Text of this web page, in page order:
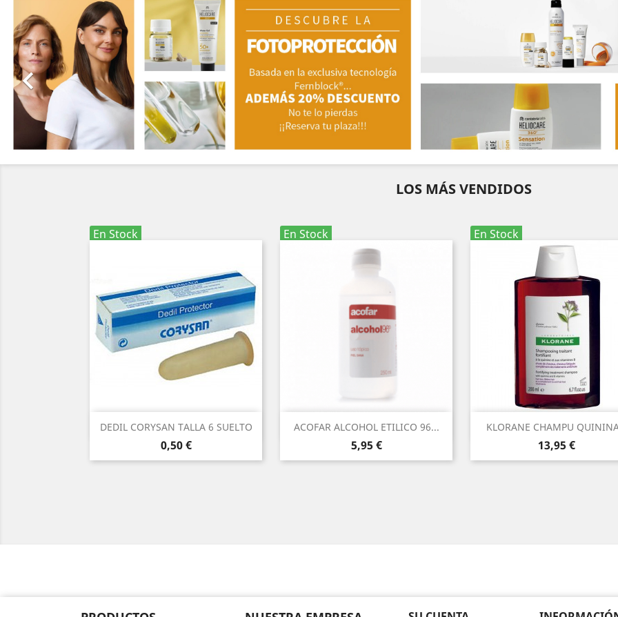

LOS MÁS VENDIDOS
En Stock
DEDIL CORYSAN TALLA 6 SUELTO
Precio
0,50 €
Vista rápida
En Stock
ACOFAR ALCOHOL ETILICO 96...
Precio
5,95 €
 Vista rápida
En Stock
KLORANE CHAMPU
Precio
13,95 €
 Vista rápida